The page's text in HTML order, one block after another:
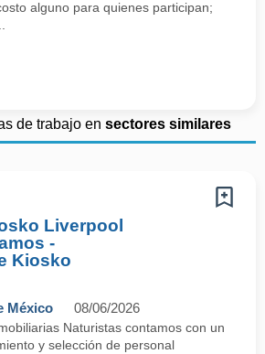
alguno para quienes participan;
de trabajo en sectores similares
Liverpool
-
Kiosko
México 08/06/2026
Naturistas contamos con un
y selección de personal